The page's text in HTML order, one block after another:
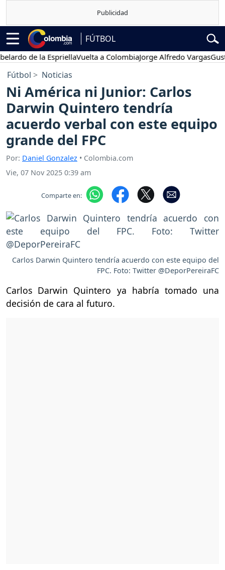
FÚTBOL
de la EspriellaVuelta a ColombiaJorge Alfredo VargasGustavo
Fútbol Noticias
Ni América ni Junior: Carlos
Darwin Quintero tendría
acuerdo verbal con este equipo
grande del FPC
Por: Daniel Gonzalez • Colombia.com
Vie, 07 Nov 2025 0:39 am
Comparte en:
Carlos Darwin Quintero tendría acuerdo con este equipo del
FPC. Foto: Twitter @DeporPereiraFC
Carlos Darwin Quintero ya habría tomado una
decisión de cara al futuro.